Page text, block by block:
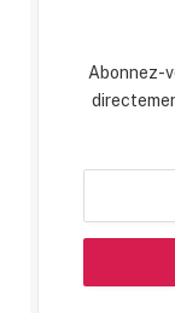
Abonnez-